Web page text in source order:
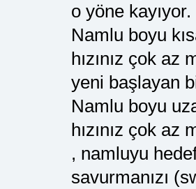
o yöne
Namlu boyu
hızınız çok
yeni başlayan
Namlu boyu
hızınız çok
, namluyu
savurmanızı